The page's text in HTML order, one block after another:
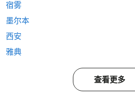
宿雾
墨尔本
西安
雅典
查看更多